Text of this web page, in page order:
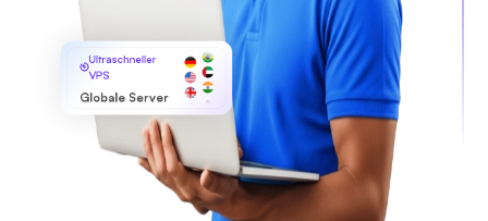
Ultraschneller
VPS
Globale Server